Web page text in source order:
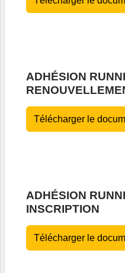
ADHÉSION
Télécharger le
ADHÉSION
INSCRIPTION
Télécharger le